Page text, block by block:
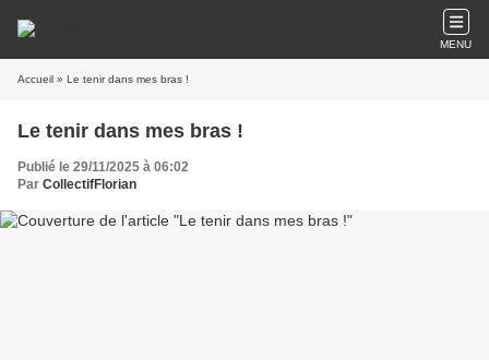
MENU
Accueil » Le tenir dans mes bras !
Le tenir dans mes bras !
Publié le 29/11/2025 à 06:02
Par CollectifFlorian